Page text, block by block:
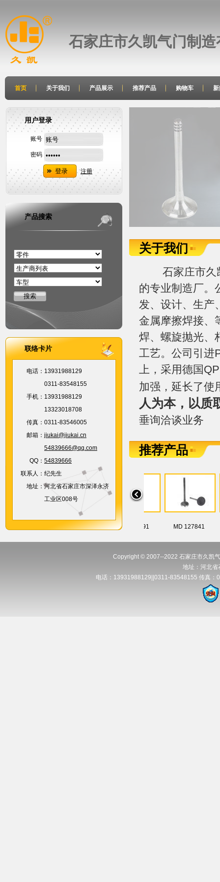
石家庄市久凯气门制
首页 关于我们 产品展示 推荐产品 购物车
关于我们
石家庄市久凯
的专业制造厂。
发、设计、生产
金属摩擦焊接、
焊、螺旋抛光、
工艺。公司引进
上，采用德国
加强，延长了
人为本，以质
垂询洽谈业务
推荐产品
MD070691 MD 127841
MD301193
用户登录
账号
密码
注册
产品搜索
联络卡片
电话： 13931988129
0311-83548155
手机： 13931988129
13323018708
传真： 0311-83546005
邮箱： jiukai@jiukai.cn
54839666@qq.com
QQ： 54839666
联系人： 纪先生
地址：河北省石家庄市深泽永济
工业区008号
Copyright © 2007--2022 石家庄市久凯
地址：河北省
电话：13931988129||0311-83548155 传真